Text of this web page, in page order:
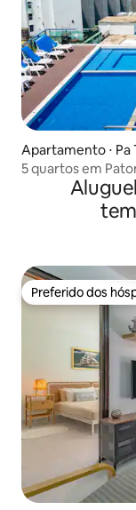
Apartamento ⋅ Pa
5 quartos em
piscina coberta |
Preferido dos
Preferido dos